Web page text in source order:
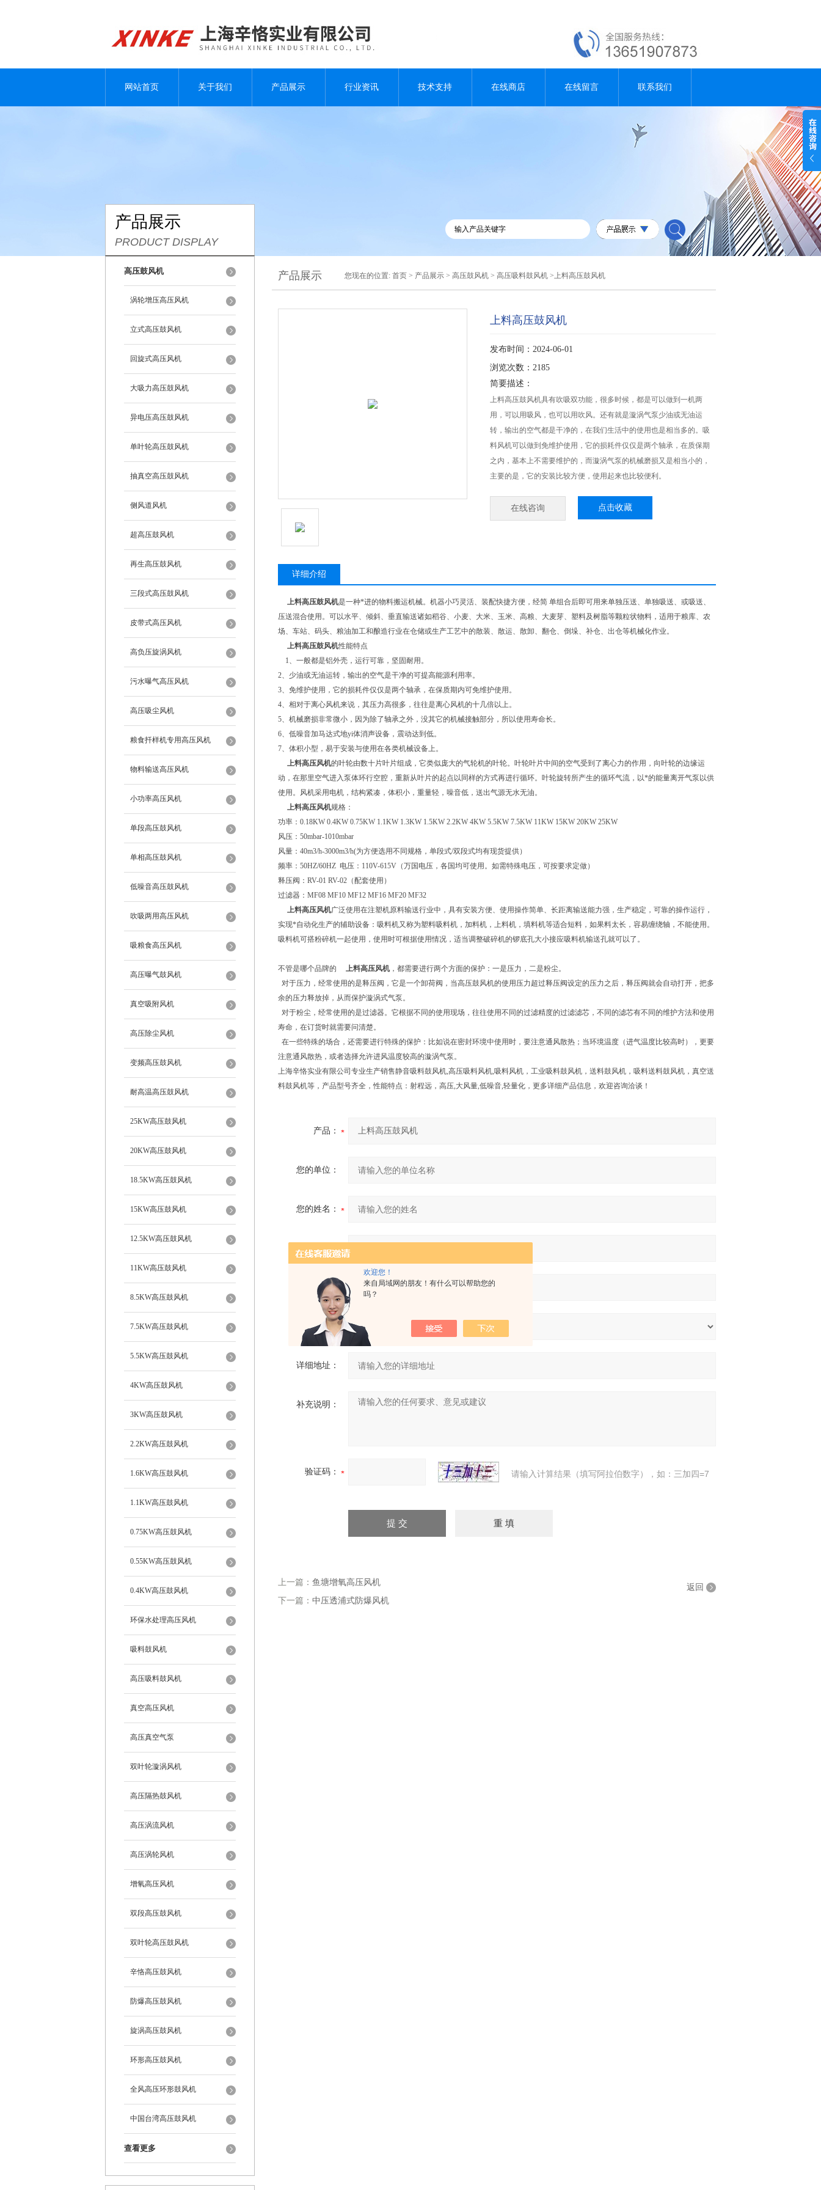
欢迎您！
来自局域网的朋友！有什么可以帮助您的
吗？
网站首页 关于我们 产品展示 行业资讯 技术支持 在线商店 在线留言 联系我们
产品展示
PRODUCT DISPLAY
高压鼓风机
涡轮增压高压风机
立式高压鼓风机
回旋式高压风机
大吸力高压鼓风机
异电压高压鼓风机
单叶轮高压鼓风机
抽真空高压鼓风机
侧风道风机
超高压鼓风机
再生高压鼓风机
三段式高压鼓风机
皮带式高压风机
高负压旋涡风机
污水曝气高压风机
高压吸尘风机
粮食扦样机专用高压风机
物料输送高压风机
小功率高压风机
单段高压鼓风机
单相高压鼓风机
低噪音高压鼓风机
吹吸两用高压风机
吸粮食高压风机
高压曝气鼓风机
真空吸附风机
高压除尘风机
变频高压鼓风机
耐高温高压鼓风机
25KW高压鼓风机
20KW高压鼓风机
18.5KW高压鼓风机
15KW高压鼓风机
12.5KW高压鼓风机
11KW高压鼓风机
8.5KW高压鼓风机
7.5KW高压鼓风机
5.5KW高压鼓风机
4KW高压鼓风机
3KW高压鼓风机
2.2KW高压鼓风机
1.6KW高压鼓风机
1.1KW高压鼓风机
0.75KW高压鼓风机
0.55KW高压鼓风机
0.4KW高压鼓风机
环保水处理高压风机
吸料鼓风机
高压吸料鼓风机
真空高压风机
高压真空气泵
双叶轮漩涡风机
高压隔热鼓风机
高压涡流风机
高压涡轮风机
增氧高压风机
双段高压鼓风机
双叶轮高压鼓风机
辛恪高压鼓风机
防爆高压鼓风机
旋涡高压鼓风机
环形高压鼓风机
全风高压环形鼓风机
中国台湾高压鼓风机
查看更多
产品展示 您现在的位置: 首页 > 产品展示 > 高压鼓风机 > 高压吸料鼓风机 >上料高压鼓风机
上料高压鼓风机
发布时间：2024-06-01
浏览次数：2185
简要描述：
上料高压鼓风机具有吹吸双功能，很多时候，都是可以做到一机两
用，可以用吸风，也可以用吹风。还有就是漩涡气泵少油或无油运
转，输出的空气都是干净的，在我们生活中的使用也是相当多的。吸
料风机可以做到免维护使用，它的损耗件仅仅是两个轴承，在质保期
之内，基本上不需要维护的，而漩涡气泵的机械磨损又是相当小的，
主要的是，它的安装比较方便，使用起来也比较便利。
在线咨询 点击收藏
详细介绍
上料高压鼓风机是一种*进的物料搬运机械。机器小巧灵活、装配快捷方便，经简 单组合后即可用来单独压送、单独吸送、或吸送、
压送混合使用。可以水平、倾斜、垂直输送诸如稻谷、小麦、大米、玉米、高粮、大麦芽、塑料及树脂等颗粒状物料，适用于粮库、农
场、车站、码头、粮油加工和酿造行业在仓储或生产工艺中的散装、散运、散卸、翻仓、倒垛、补仓、出仓等机械化作业。
上料高压鼓风机性能特点
1、一般都是铝外壳，运行可靠，坚固耐用。
2、少油或无油运转，输出的空气是干净的可提高能源利用率。
3、免维护使用，它的损耗件仅仅是两个轴承，在保质期内可免维护使用。
4、相对于离心风机来说，其压力高很多，往往是离心风机的十几倍以上。
5、机械磨损非常微小，因为除了轴承之外，没其它的机械接触部分，所以使用寿命长。
6、低噪音加马达式地yi体消声设备，震动达到低。
7、体积小型，易于安装与使用在各类机械设备上。
上料高压风机的叶轮由数十片叶片组成，它类似庞大的气轮机的叶轮。叶轮叶片中间的空气受到了离心力的作用，向叶轮的边缘运
动，在那里空气进入泵体环行空腔，重新从叶片的起点以同样的方式再进行循环。叶轮旋转所产生的循环气流，以*的能量离开气泵以供
使用。风机采用电机，结构紧凑，体积小，重量轻，噪音低，送出气源无水无油。
上料高压风机规格：
功率：0.18KW 0.4KW 0.75KW 1.1KW 1.3KW 1.5KW 2.2KW 4KW 5.5KW 7.5KW 11KW 15KW 20KW 25KW
风压：50mbar-1010mbar
风量：40m3/h-3000m3/h(为方便选用不同规格，单段式/双段式均有现货提供）
频率：50HZ/60HZ 电压：110V-615V（万国电压，各国均可使用。如需特殊电压，可按要求定做）
释压阀：RV-01 RV-02（配套使用）
过滤器：MF08 MF10 MF12 MF16 MF20 MF32
上料高压风机广泛使用在注塑机原料输送行业中，具有安装方便、使用操作简单、长距离输送能力强，生产稳定，可靠的操作运行，
实现*自动化生产的辅助设备：吸料机又称为塑料吸料机，加料机，上料机，填料机等适合短料，如果料太长，容易缠绕轴，不能使用。
吸料机可搭粉碎机一起使用，使用时可根据使用情况，适当调整破碎机的锣底孔大小接应吸料机输送孔就可以了。
不管是哪个品牌的 上料高压风机，都需要进行两个方面的保护：一是压力，二是粉尘。
对于压力，经常使用的是释压阀，它是一个卸荷阀，当高压鼓风机的使用压力超过释压阀设定的压力之后，释压阀就会自动打开，把多
余的压力释放掉，从而保护漩涡式气泵。
对于粉尘，经常使用的是过滤器。它根据不同的使用现场，往往使用不同的过滤精度的过滤滤芯，不同的滤芯有不同的维护方法和使用
寿命，在订货时就需要问清楚。
在一些特殊的场合，还需要进行特殊的保护：比如说在密封环境中使用时，要注意通风散热；当环境温度（进气温度比较高时），更要
注意通风散热，或者选择允许进风温度较高的漩涡气泵。
上海辛恪实业有限公司专业生产销售静音吸料鼓风机,高压吸料风机,吸料风机，工业吸料鼓风机，送料鼓风机，吸料送料鼓风机，真空送
料鼓风机等，产品型号齐全，性能特点：射程远，高压,大风量,低噪音,轻量化，更多详细产品信息，欢迎咨询洽谈！
产品：
您的单位：
您的姓名：
联系电话：
常用邮箱：
省份：
详细地址：
补充说明：
验证码： 请输入计算结果（填写阿拉伯数字），如：三加四=7
上一篇： 鱼塘增氧高压风机
下一篇： 中压透浦式防爆风机
返回